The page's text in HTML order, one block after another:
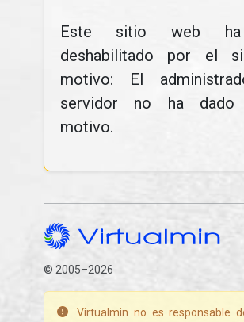
Este sitio web
deshabilitado por el
motivo: El
servidor no ha dado
motivo.
© 2005–2026
Virtualmin no es responsable